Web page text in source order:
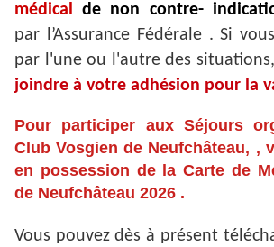
médicalde non contre-
par l’Assurance Fédérale . Si
par l'une ou l'autre des situations,
joindre à votre adhésion pour la
Pour participer aux Séjours
Club Vosgien de Neufchâteau, ,
en possession de la Carte de
de Neufchâteau 2026 .
Vous pouvez dès à présent